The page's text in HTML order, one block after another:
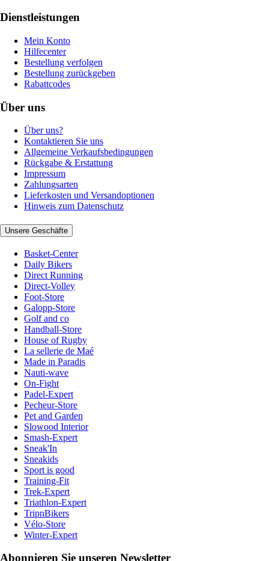
Dienstleistungen
Mein Konto
Hilfecenter
Bestellung verfolgen
Bestellung zurückgeben
Rabattcodes
Über uns
Über uns?
Kontaktieren Sie uns
Allgemeine Verkaufsbedingungen
Rückgabe & Erstattung
Impressum
Zahlungsarten
Lieferkosten und Versandoptionen
Hinweis zum Datenschutz
Unsere Geschäfte
Basket-Center
Daily Bikers
Direct Running
Direct-Volley
Foot-Store
Galopp-Store
Golf and co
Handball-Store
House of Rugby
La sellerie de Maé
Made in Paradis
Nauti-wave
On-Fight
Padel-Expert
Pecheur-Store
Pet and Garden
Slowood Interior
Smash-Expert
Sneak'In
Sneakids
Sport is good
Training-Fit
Trek-Expert
Triathlon-Expert
TripnBikers
Vélo-Store
Winter-Expert
Abonnieren Sie unseren Newsletter